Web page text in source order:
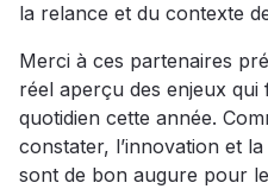
la relance et du contexte
Merci à ces partenaires
réel aperçu des enjeux
quotidien cette année.
constater, l’innovation et
sont de bon augure pour